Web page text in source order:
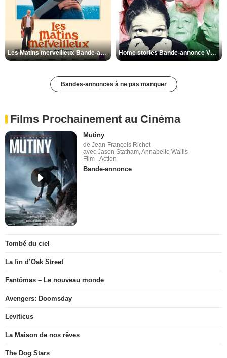
Les Matins merveilleux Bande-annonce VF Home stories Bande-annonce VO STFR
Bandes-annonces à ne pas manquer
Films Prochainement au Cinéma
Mutiny
de Jean-François Richet
avec Jason Statham, Annabelle Wallis
Film - Action
Bande-annonce
Tombé du ciel
La fin d’Oak Street
Fantômas – Le nouveau monde
Avengers: Doomsday
Leviticus
La Maison de nos rêves
The Dog Stars